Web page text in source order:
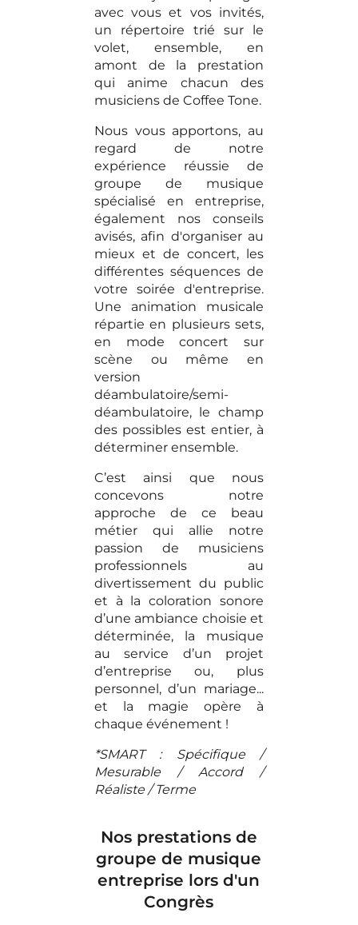
avec vous et vos invités,
un répertoire trié sur le
volet, ensemble, en
amont de la prestation
qui anime chacun des
musiciens de Coffee Tone.
Nous vous apportons, au
regard de notre
expérience réussie de
groupe de musique
spécialisé en entreprise,
également nos conseils
avisés, afin d'organiser au
mieux et de concert, les
différentes séquences de
votre soirée d'entreprise.
Une animation musicale
répartie en plusieurs sets,
en mode concert sur
scène ou même en
version
déambulatoire/semi-
déambulatoire, le champ
des possibles est entier, à
déterminer ensemble.
C’est ainsi que nous
concevons notre
approche de ce beau
métier qui allie notre
passion de musiciens
professionnels au
divertissement du public
et à la coloration sonore
d’une ambiance choisie et
déterminée, la musique
au service d’un projet
d’entreprise ou, plus
personnel, d’un mariage...
et la magie opère à
chaque événement !
*SMART : Spécifique /
Mesurable / Accord /
Réaliste / Terme
Nos prestations de
groupe de musique
entreprise lors d'un
Congrès